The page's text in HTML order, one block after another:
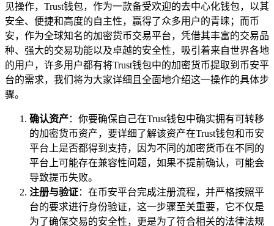
见操作，Trust钱包，作为一款备受欢迎的去中心化钱包，以其
安全、便捷和高度的自主性，赢得了众多用户的青睐；而币
安，作为全球知名的加密货币交易平台，凭借其丰富的交易品
种、强大的交易功能以及卓越的安全性，吸引着来自世界各地
的用户，许多用户都有将Trust钱包中的加密货币提取到币安平
台的需求，我们将为大家详细且全面地介绍这一操作的具体步
骤。
确认资产：你要确保自己在Trust钱包中确实拥有可转移
的加密货币资产，要详细了解该资产在Trust钱包和币安
平台上是否都得到支持，因为不同的加密货币在不同的
平台上可能存在兼容性问题，如果不提前确认，可能会
导致提币失败。
注册与验证：在币安平台完成注册流程，并严格按照平
台的要求进行身份验证，这一步骤至关重要，它不仅是
为了确保交易的安全性，更是为了符合相关的法律法规